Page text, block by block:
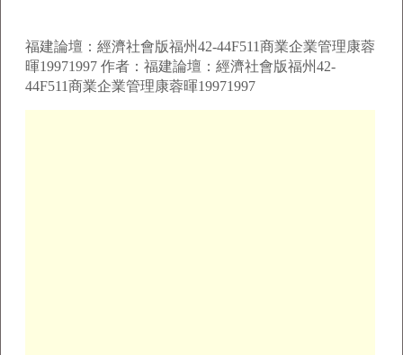
福建論壇：經濟社會版福州42-44F511商業企業管理康蓉
暉19971997 作者：福建論壇：經濟社會版福州42-
44F511商業企業管理康蓉暉19971997